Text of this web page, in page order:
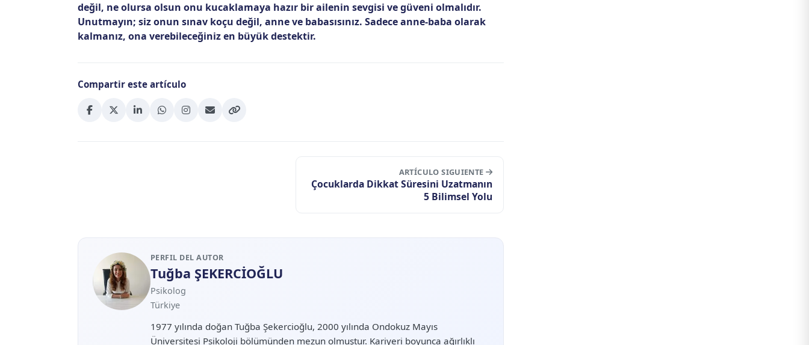
değil, ne olursa olsun onu kucaklamaya hazır bir ailenin sevgisi ve güveni olmalıdır.
Unutmayın; siz onun sınav koçu değil, anne ve babasısınız. Sadece anne-baba olarak
kalmanız, ona verebileceğiniz en büyük destektir.
Compartir este artículo
ARTÍCULO SIGUIENTE
Çocuklarda Dikkat Süresini Uzatmanın
5 Bilimsel Yolu
PERFIL DEL AUTOR
Tuğba ŞEKERCİOĞLU
Psikolog
Türkiye
1977 yılında doğan Tuğba Şekercioğlu, 2000 yılında Ondokuz Mayıs
Üniversitesi Psikoloji bölümünden mezun olmuştur. Kariyeri boyunca ağırlıklı